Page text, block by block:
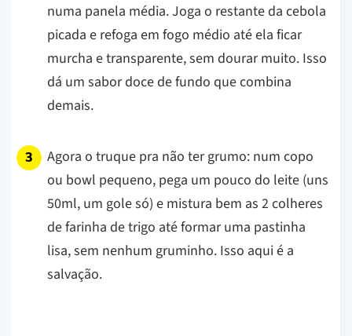
numa panela média. Joga o restante da cebola
picada e refoga em fogo médio até ela ficar
murcha e transparente, sem dourar muito. Isso
dá um sabor doce de fundo que combina
demais.
Agora o truque pra não ter grumo: num copo
ou bowl pequeno, pega um pouco do leite (uns
50ml, um gole só) e mistura bem as 2 colheres
de farinha de trigo até formar uma pastinha
lisa, sem nenhum gruminho. Isso aqui é a
salvação.